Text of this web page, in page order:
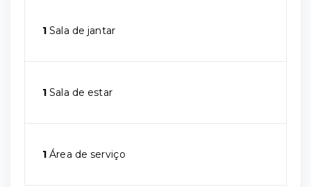
1 Sala de jantar
1 Sala de estar
1 Área de serviço